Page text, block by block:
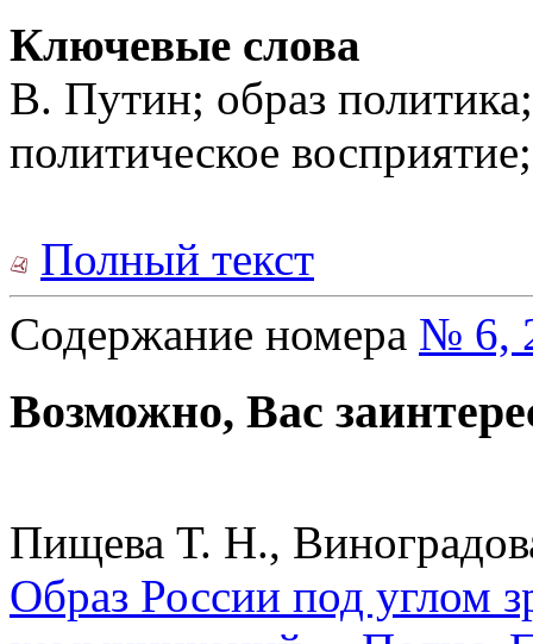
Ключевые слова
В. Путин; образ
политическое
Полный текст
Содержание номера № 6,
Возможно, Вас
Пищева Т. Н.,
Образ России под углом